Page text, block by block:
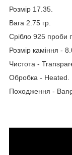
Розмір 17.35.
Вага 2.75 гр.
Срібло 925 проби
Розмір каміння -
Чистота -
Обробка - Heated.
Походження -